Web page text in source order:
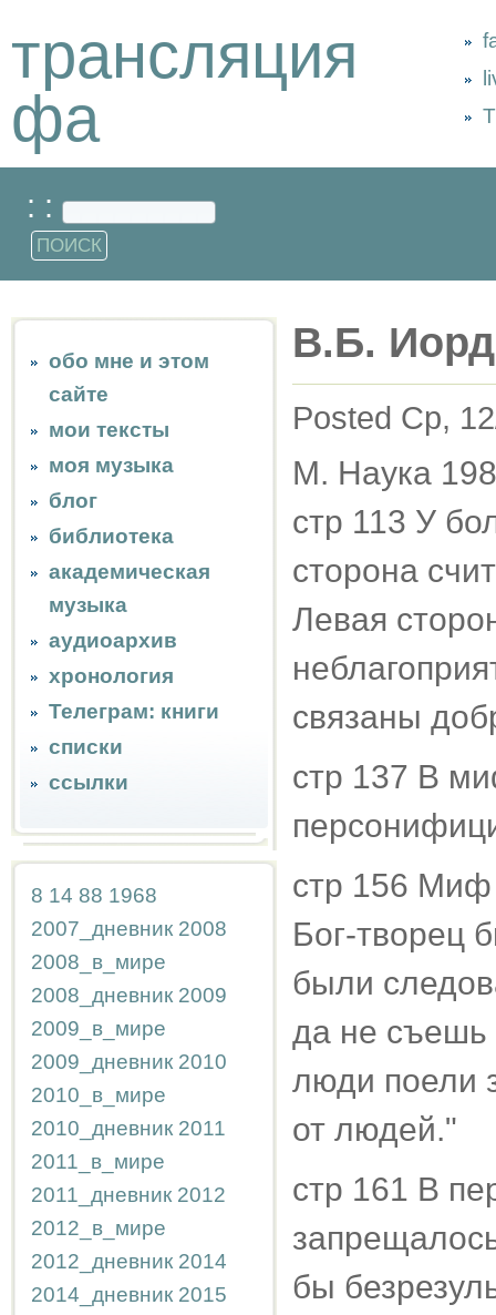
трансляция
фа
: :
обо мне и этом
сайте
мои тексты
моя музыка
блог
библиотека
академическая
музыка
аудиоархив
хронология
Телеграм: книги
списки
ссылки
8 14 88 1968
2007_дневник 2008
2008_в_мире
2008_дневник 2009
2009_в_мире
2009_дневник 2010
2010_в_мире
2010_дневник 2011
2011_в_мире
2011_дневник 2012
2012_в_мире
2012_дневник 2014
2014_дневник 2015
В.Б.
Posted Ср,
М. Наука
стр 113 У
сторона
Левая
связаны
стр 137 В
стр 156 Миф
Бог-творец
были
да не съешь
люди поели
от людей."
стр 161 В
бы